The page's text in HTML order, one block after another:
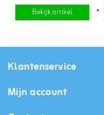
Bekijk artikel
Klantenservice
Mijn account